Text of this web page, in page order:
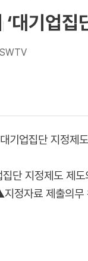
대기업
SWTV
기업집단 지정제
집단 지정제도
정자료 제출의